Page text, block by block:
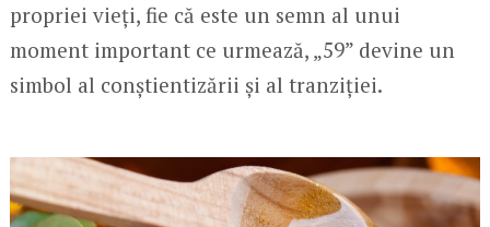
propriei vieți, fie că este un semn al unui
moment important ce urmează, „59” devine un
simbol al conștientizării și al tranziției.